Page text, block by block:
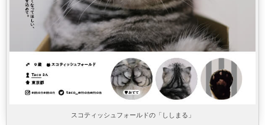
スコティッシュフォールドの「ししまる」